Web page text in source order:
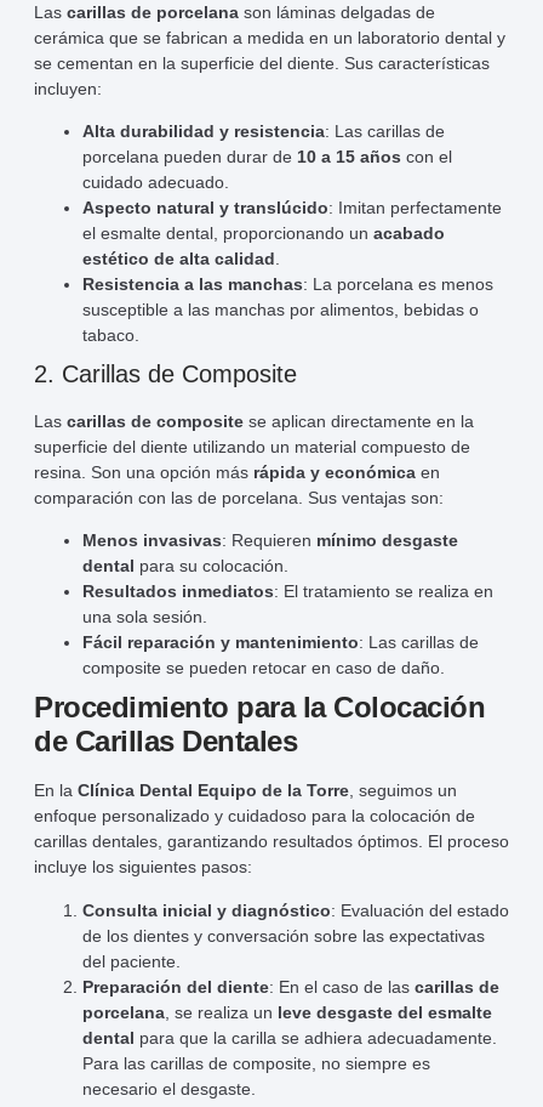
Las carillas de porcelana son láminas delgadas de
cerámica que se fabrican a medida en un laboratorio dental y
se cementan en la superficie del diente. Sus características
incluyen:
Alta durabilidad y resistencia: Las carillas de
porcelana pueden durar de 10 a 15 años con el
cuidado adecuado.
Aspecto natural y translúcido: Imitan perfectamente
el esmalte dental, proporcionando un acabado
estético de alta calidad
Resistencia a las manchas: La porcelana es menos
susceptible a las manchas por alimentos, bebidas o
tabaco.
2. Carillas de Composite
Las carillas de composite se aplican directamente en la
superficie del diente utilizando un material compuesto de
resina. Son una opción más rápida y económica en
comparación con las de porcelana. Sus ventajas son:
Menos invasivas: Requieren mínimo desgaste
dental para su colocación.
Resultados inmediatos: El tratamiento se realiza en
una sola sesión.
Fácil reparación y mantenimiento: Las carillas de
composite se pueden retocar en caso de daño.
Procedimiento para la Colocación
de Carillas Dentales
En la Clínica Dental Equipo de la Torre, seguimos un
enfoque personalizado y cuidadoso para la colocación de
carillas dentales, garantizando resultados óptimos. El proceso
incluye los siguientes pasos:
Consulta inicial y diagnóstico: Evaluación del estado
de los dientes y conversación sobre las expectativas
del paciente.
Preparación del diente: En el caso de las carillas de
porcelana , se realiza un leve desgaste del esmalte
dental para que la carilla se adhiera adecuadamente.
Para las carillas de composite, no siempre es
necesario el desgaste.